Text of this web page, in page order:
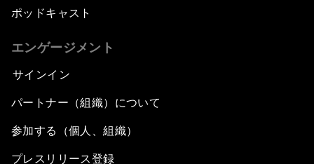
ポッドキャスト
エンゲージメント
サインイン
パートナー（組織）について
参加する（個人、組織）
プレスリリース登録